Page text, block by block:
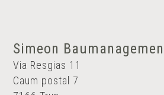
Simeon
Via Resgias 11
Caum postal 7